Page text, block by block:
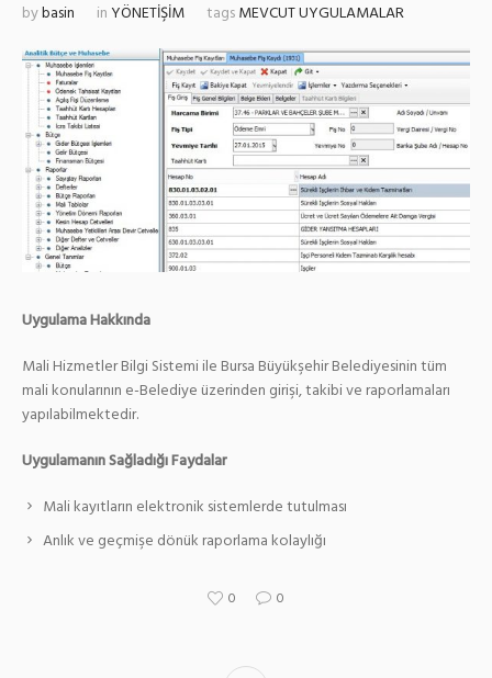
bybasin inYÖNETİŞİM tagsMEVCUT UYGULAMALAR
Uygulama Hakkında
Mali Hizmetler Bilgi Sistemi ile Bursa Büyükşehir Belediyesinin tüm
mali konularının e-Belediye üzerinden girişi, takibi ve raporlamaları
yapılabilmektedir.
Uygulamanın Sağladığı Faydalar
Mali kayıtların elektronik sistemlerde tutulması
Anlık ve geçmişe dönük raporlama kolaylığı
0 0